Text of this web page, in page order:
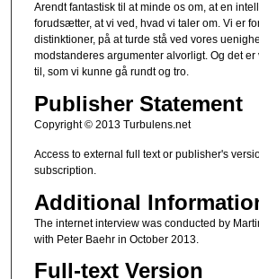
Arendt fantastisk til at minde os om, at en
forudsætter, at vi ved, hvad vi taler om. Vi er
distinktioner, på at turde stå ved vores
modstanderes argumenter alvorligt. Og det
til, som vi kunne gå rundt og tro.
Publisher Statement
Copyright © 2013 Turbulens.net
Access to external full text or publisher's
subscription.
Additional
The internet interview was conducted by
with Peter Baehr in October 2013.
Full-text Version